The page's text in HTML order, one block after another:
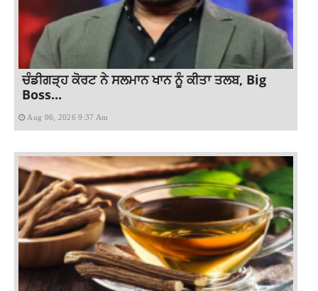
ਚੰਡੀਗੜ੍ਹ ਕੋਰਟ ਨੇ ਸਲਮਾਨ ਖਾਨ ਨੂੰ ਕੀਤਾ ਤਲਬ, Big
Boss...
Aug 06, 2026 9:37 Am